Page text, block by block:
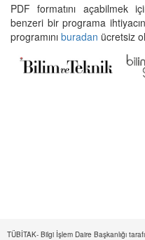
PDF formatını açabilmek
benzeri bir programa
programını buradan ücretsiz
TÜBİTAK- Bilgi İşlem Daire Başkanlığı